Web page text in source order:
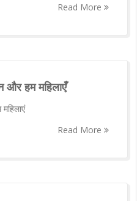
Read More
और हम महिलाएँ
Read More